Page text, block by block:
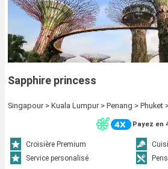
Sapphire princess
Singapour > Kuala Lumpur > Penang > Phuket
Payez en
Croisière Premium
Service personalisé